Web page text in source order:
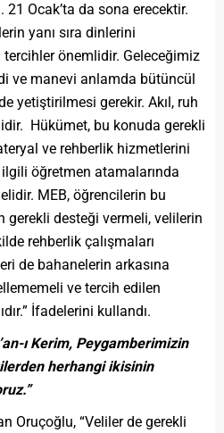
21 Ocak’ta da sona erecektir.
yanı sıra dinlerini
tercihler önemlidir. Geleceğimiz
ve manevi anlamda bütüncül
yetiştirilmesi gerekir. Akıl, ruh
Hükümet, bu konuda gerekli
ve rehberlik hizmetlerini
öğretmen atamalarında
MEB, öğrencilerin bu
gerekli desteği vermeli, velilerin
rehberlik çalışmaları
de bahanelerin arkasına
ve tercih edilen
İfadelerini kullandı.
ı Kerim, Peygamberimizin
herhangi ikisinin
Oruçoğlu, “Veliler de gerekli